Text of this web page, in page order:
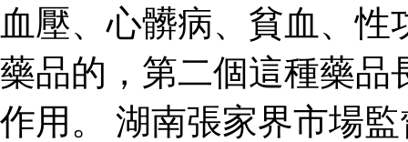
血壓、心髒病、貧血、
藥品的，第二個這種藥品
作用。 湖南張家界市場